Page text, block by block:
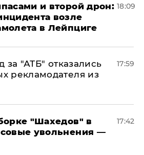
и второй дрон:
возле
в Лейпциге
18:09
за "АТБ" отказались
рекламодателя из
17:59
"Шахедов" в
увольнения —
17:42